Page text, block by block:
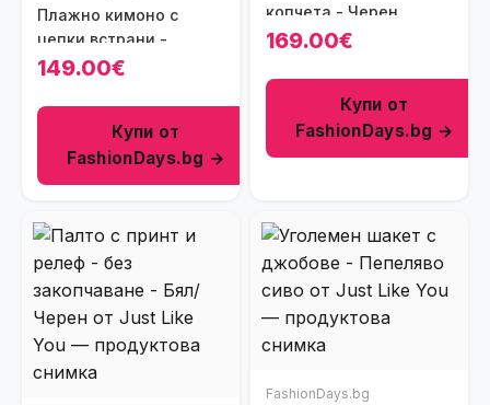
Плажно кимоно с
цепки встрани -
Оранжев/Лилав/Син
149.00€
Купи от
FashionDays.bg →
копчета - Черен
169.00€
Купи от
FashionDays.bg →
FashionDays.bg